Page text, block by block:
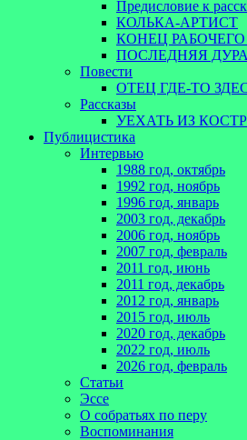
Предисловие к
КОЛЬКА-АРТИСТ
КОНЕЦ
ПОСЛЕДНЯЯ ДУРА
Повести
ОТЕЦ ГДЕ-ТО
Рассказы
УЕХАТЬ ИЗ
Публицистика
Интервью
1988 год, октябрь
1992 год, ноябрь
1996 год, январь
2003 год, декабрь
2006 год, ноябрь
2007 год, февраль
2011 год, июнь
2011 год, декабрь
2012 год, январь
2015 год, июль
2020 год, декабрь
2022 год, июль
2026 год, февраль
Статьи
Эссе
О собратьях по перу
Воспоминания